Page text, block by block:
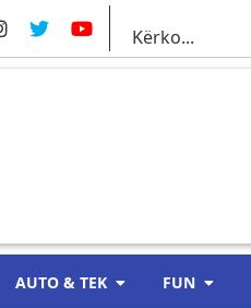
AUTO & TEK FUN